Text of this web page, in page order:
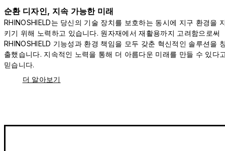
순환 디자인, 지속 가능한 미래
RHINOSHIELD는 당신의 기술 장치를 보호하는 동시에 지구 환경을
키기 위해 노력하고 있습니다. 원자재에서 재활용까지 고려함으로써
RHINOSHIELD 기능성과 환경 책임을 모두 갖춘 혁신적인 솔루션을
출했습니다. 지속적인 노력을 통해 더 아름다운 미래를 만들 수 있다
믿습니다.
더 알아보기